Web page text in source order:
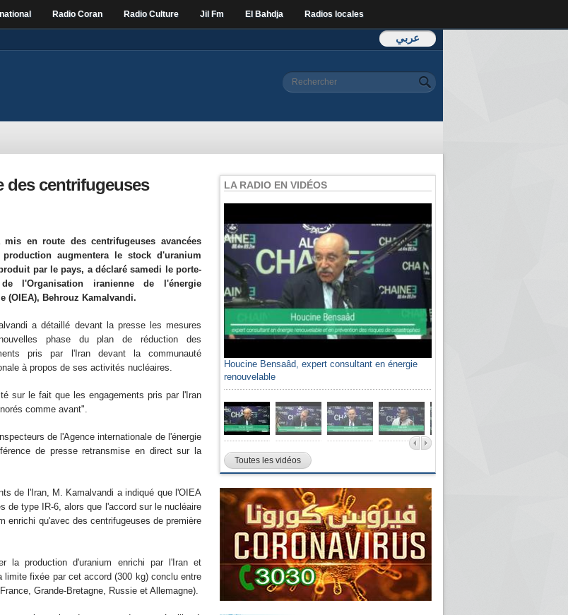
Radio Coran Radio Culture Jil Fm El Bahdja Radios locales
عربي
Formulaire de
Rechercher
des centrifugeuses
mis en route des centrifugeuses avancées
augmentera le stock d'uranium
par le pays, a déclaré samedi le porte-
l'Organisation iranienne de l'énergie
(OIEA), Behrouz Kamalvandi.
a détaillé devant la presse les mesures
phase du plan de réduction des
pris par l'Iran devant la communauté
à propos de ses activités nucléaires.
sur le fait que les engagements pris par l'Iran
comme avant".
de l'Agence internationale de l'énergie
de presse retransmise en direct sur la
de l'Iran, M. Kamalvandi a indiqué que l'OIEA
de type IR-6, alors que l'accord sur le nucléaire
enrichi qu'avec des centrifugeuses de première
la production d'uranium enrichi par l'Iran et
fixée par cet accord (300 kg) conclu entre
Grande-Bretagne, Russie et Allemagne).
LA RADIO EN VIDÉOS
Houcine Bensaâd, expert consultant en énergie
renouvelable
Toutes les vidéos